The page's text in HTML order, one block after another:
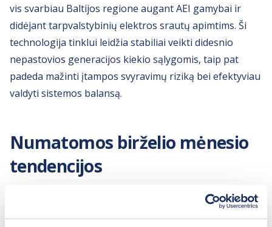
vis svarbiau Baltijos regione augant AEI gamybai ir
didėjant tarpvalstybinių elektros srautų apimtims. Ši
technologija tinklui leidžia stabiliai veikti didesnio
nepastovios generacijos kiekio sąlygomis, taip pat
padeda mažinti įtampos svyravimų riziką bei efektyviau
valdyti sistemos balansą.
Numatomos birželio mėnesio
tendencijos